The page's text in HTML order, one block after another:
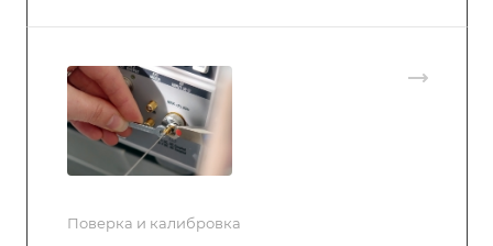
Поверка и калибровка